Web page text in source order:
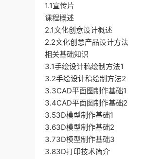
1.1宣传片
课程概述
2.1文化创意设计概述
2.2文化创意产品设计方法
相关基础知识
3.1手绘设计稿绘制方法1
3.2手绘设计稿绘制方法2
3.3CAD平面图制作基础1
3.4CAD平面图制作基础2
3.53D模型制作基础1
3.63D模型制作基础2
3.73D模型制作基础3
3.83D打印技术简介